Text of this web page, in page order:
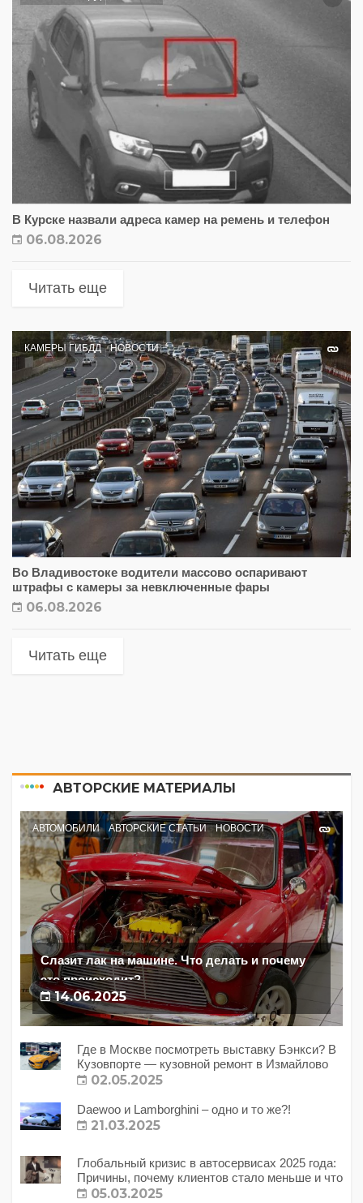
В Курске назвали адреса камер на ремень и телефон
06.08.2026
Читать еще
КАМЕРЫ ГИБДД НОВОСТИ
Во Владивостоке водители массово оспаривают
штрафы с камеры за невключенные фары
06.08.2026
Читать еще
АВТОРСКИЕ МАТЕРИАЛЫ
АВТОМОБИЛИ АВТОРСКИЕ СТАТЬИ НОВОСТИ
Слазит лак на машине. Что делать и почему
это происходит?
14.06.2025
Где в Москве посмотреть выставку Бэнкси? В
Кузовпорте — кузовной ремонт в Измайлово
02.05.2025
Daewoo и Lamborghini – одно и то же?!
21.03.2025
Глобальный кризис в автосервисах 2025 года:
Причины, почему клиентов стало меньше и что
с этим делать?
05.03.2025